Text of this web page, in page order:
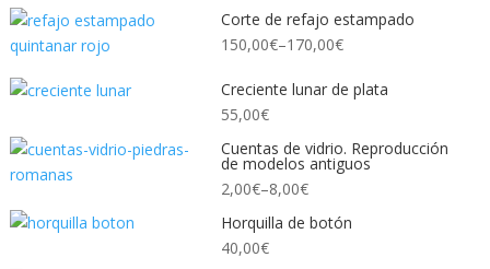
Corte de refajo estampado
150,00€–170,00€
Creciente lunar de plata
55,00€
Cuentas de vidrio. Reproducción
de modelos antiguos
2,00€–8,00€
Horquilla de botón
40,00€